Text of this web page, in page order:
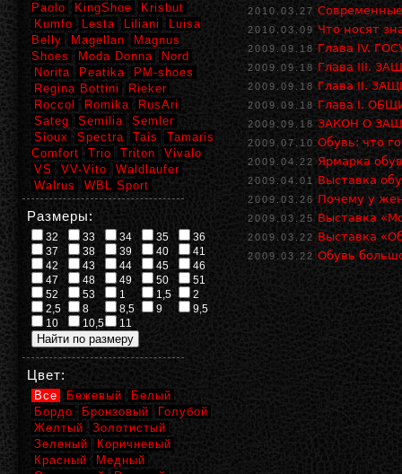
2010.03.27
2010.03.09 Что носят
2009.09.18 Глава IV.
2009.09.18 Глава III.
2009.09.18 Глава II.
2009.09.18 Глава I.
2009.09.18 ЗАКОН О
2009.07.10 Обувь: что
2009.04.22 Ярмарка
2009.04.01 Выставка
2009.03.26 Почему у
2009.03.25 Выставка
2009.03.22 Выставка
2009.03.22 Обувь
Paolo
KingShoe
Krisbut
Kumfo
Lesta Liliani
Luisa
Belly
Magellan
Magnus
Shoes
Moda Donna
Nord
Norita
Peatika
PM-shoes
Regina Bottini
Rieker
Roccol
Romika
RusAri
Sateg
Semilia
Semler
Sioux
Spectra Tais
Tamaris
Comfort
Trio Triton
Vivalo
VS
VV-Vito
Waldlaufer
Walrus
WBL Sport
Размеры:
32 33 34 35
36
37
38 39 40
41
42
43 44 45
46
47
48 49 50
51
52
53 1 1,5
2
2,5
8 8,5 9
9,5
10
10,5 11
Цвет:
Все Бежевый
Белый
Бордо
Бронзовый
Голубой
Желтый
Золотистый
Зеленый
Коричневый
Красный
Медный